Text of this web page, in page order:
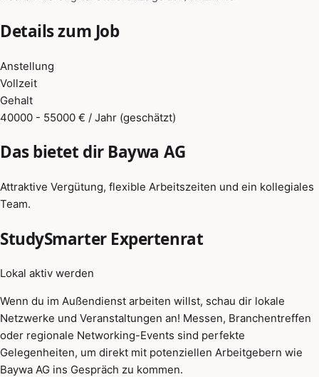
Details zum Job
Anstellung
Vollzeit
Gehalt
40000 - 55000 € / Jahr (geschätzt)
Das bietet dir Baywa AG
Attraktive Vergütung, flexible Arbeitszeiten und ein kollegiales
Team.
StudySmarter Expertenrat
Lokal aktiv werden
Wenn du im Außendienst arbeiten willst, schau dir lokale
Netzwerke und Veranstaltungen an! Messen, Branchentreffen
oder regionale Networking-Events sind perfekte
Gelegenheiten, um direkt mit potenziellen Arbeitgebern wie
Baywa AG ins Gespräch zu kommen.